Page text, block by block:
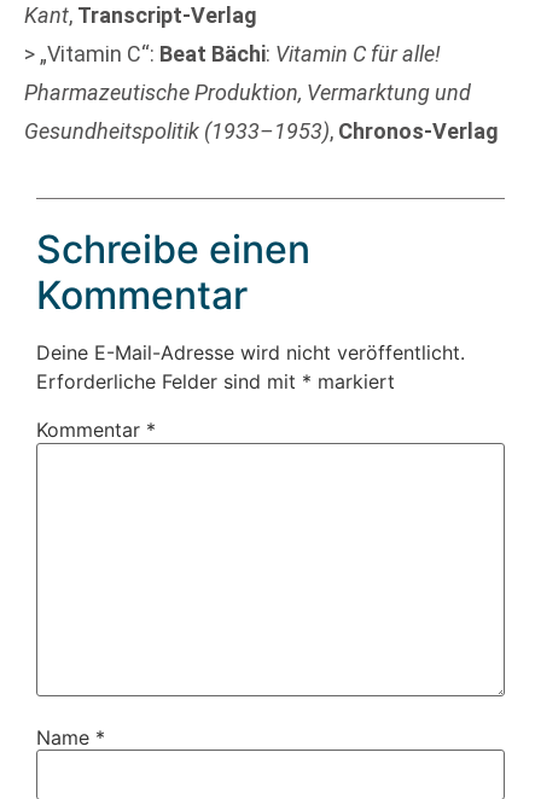
Kant, Transcript-Verlag
> „Vitamin C“: Beat Bächi: Vitamin C für alle!
Pharmazeutische Produktion, Vermarktung und
Gesundheitspolitik (1933–1953), Chronos-Verlag
Schreibe einen
Kommentar
Deine E-Mail-Adresse wird nicht veröffentlicht.
Erforderliche Felder sind mit * markiert
Kommentar *
Name *